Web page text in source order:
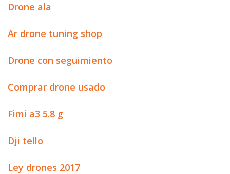
Drone ala
Ar drone tuning shop
Drone con seguimiento
Comprar drone usado
Fimi a3 5.8 g
Dji tello
Ley drones 2017